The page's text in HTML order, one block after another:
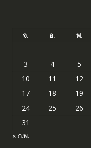
จ. อ. พ.
3
4 5
10
11 12
17
18 19
24
25 26
31
« ก.พ.